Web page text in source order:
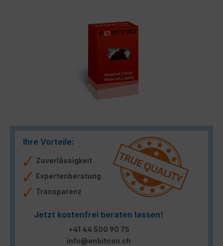
Ihre Vorteile:
Zuverlässigkeit
Expertenberatung
Transparenz
Jetzt kostenfrei beraten lassen!
+41 44 500 90 75
info@enbitcon.ch